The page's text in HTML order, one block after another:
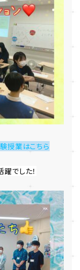
授業はこちら
でした！